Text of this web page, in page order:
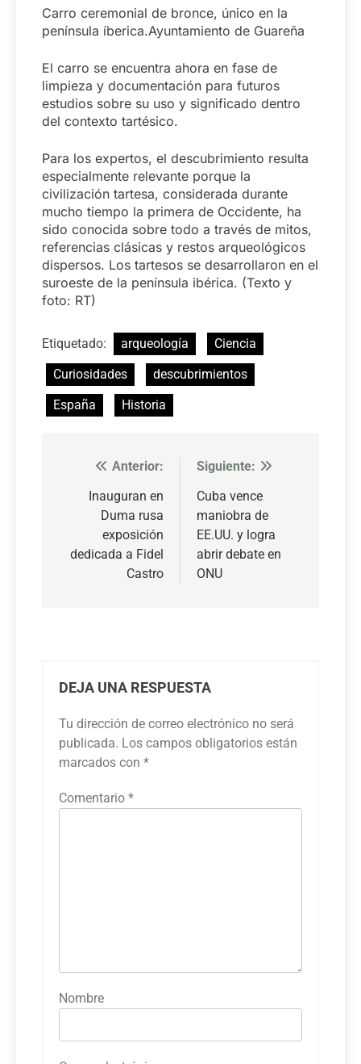
Carro ceremonial de bronce, único en la
península íberica.Ayuntamiento de Guareña
El carro se encuentra ahora en fase de
limpieza y documentación para futuros
estudios sobre su uso y significado dentro
del contexto tartésico.
Para los expertos, el descubrimiento resulta
especialmente relevante porque la
civilización tartesa, considerada durante
mucho tiempo la primera de Occidente, ha
sido conocida sobre todo a través de mitos,
referencias clásicas y restos arqueológicos
dispersos. Los tartesos se desarrollaron en el
suroeste de la península ibérica. (Texto y
foto: RT)
Etiquetado: arqueología
Ciencia
Curiosidades
descubrimientos
España
Historia
Navegación
entradas
Anterior:
Inauguran en
Duma rusa
exposición
dedicada a Fidel
Castro
Siguiente:
Cuba vence
maniobra de
EE.UU. y logra
abrir debate en
ONU
DEJA UNA RESPUESTA
Tu dirección de correo electrónico no será
publicada. Los campos obligatorios están
marcados con *
Comentario *
Nombre